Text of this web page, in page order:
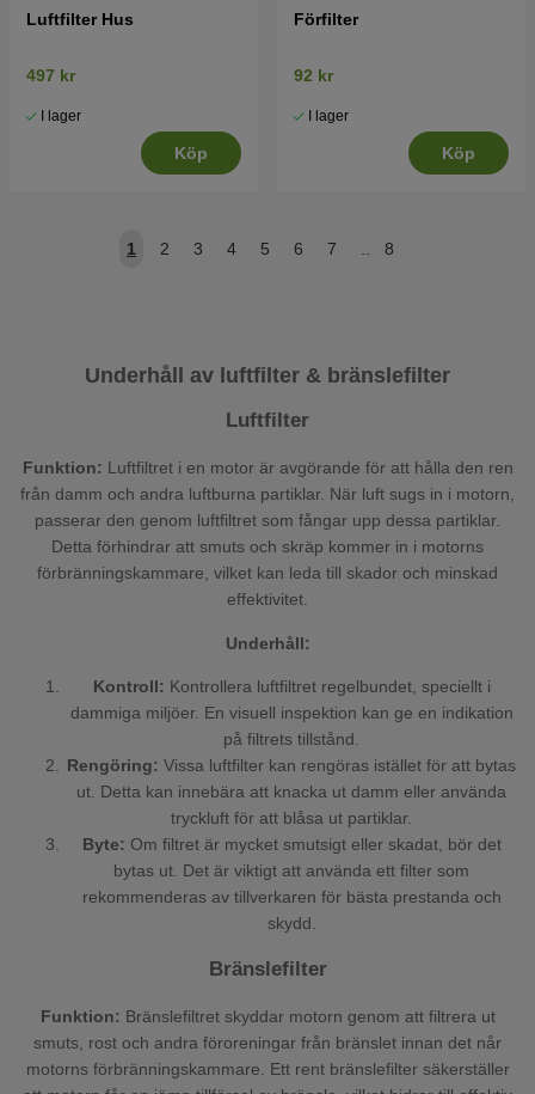
Luftfilter Hus
497 kr
I lager
Köp
Förfilter
92 kr
I lager
Köp
1 2 3 4 5 6 7 8
Underhåll av luftfilter & bränslefilter
Luftfilter
Funktion: Luftfiltret i en motor är avgörande för att hålla den ren
från damm och andra luftburna partiklar. När luft sugs in i motorn,
passerar den genom luftfiltret som fångar upp dessa partiklar.
Detta förhindrar att smuts och skräp kommer in i motorns
förbränningskammare, vilket kan leda till skador och minskad
effektivitet.
Underhåll:
Kontroll: Kontrollera luftfiltret regelbundet, speciellt i
dammiga miljöer. En visuell inspektion kan ge en indikation
på filtrets tillstånd.
Rengöring: Vissa luftfilter kan rengöras istället för att bytas
ut. Detta kan innebära att knacka ut damm eller använda
tryckluft för att blåsa ut partiklar.
Byte: Om filtret är mycket smutsigt eller skadat, bör det
bytas ut. Det är viktigt att använda ett filter som
rekommenderas av tillverkaren för bästa prestanda och
skydd.
Bränslefilter
Funktion: Bränslefiltret skyddar motorn genom att filtrera ut
smuts, rost och andra föroreningar från bränslet innan det når
motorns förbränningskammare. Ett rent bränslefilter säkerställer